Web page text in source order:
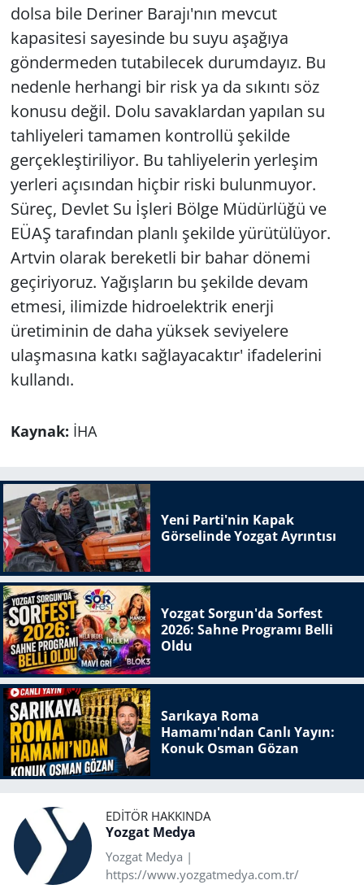
dolsa bile Deriner Barajı'nın mevcut
kapasitesi sayesinde bu suyu aşağıya
göndermeden tutabilecek durumdayız. Bu
nedenle herhangi bir risk ya da sıkıntı söz
konusu değil. Dolu savaklardan yapılan su
tahliyeleri tamamen kontrollü şekilde
gerçekleştiriliyor. Bu tahliyelerin yerleşim
yerleri açısından hiçbir riski bulunmuyor.
Süreç, Devlet Su İşleri Bölge Müdürlüğü ve
EÜAŞ tarafından planlı şekilde yürütülüyor.
Artvin olarak bereketli bir bahar dönemi
geçiriyoruz. Yağışların bu şekilde devam
etmesi, ilimizde hidroelektrik enerji
üretiminin de daha yüksek seviyelere
ulaşmasına katkı sağlayacaktır' ifadelerini
kullandı.
Kaynak: İHA
Yeni Parti'nin Kapak
Görselinde Yozgat Ayrıntısı
Yozgat Sorgun'da Sorfest
2026: Sahne Programı Belli
Oldu
Sarıkaya Roma
Hamamı'ndan Canlı Yayın:
Konuk Osman Gözan
EDITÖR HAKKINDA
Yozgat Medya
Yozgat Medya |
https://www.yozgatmedya.com.tr/